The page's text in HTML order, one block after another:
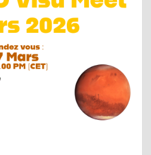
n
e
R
o